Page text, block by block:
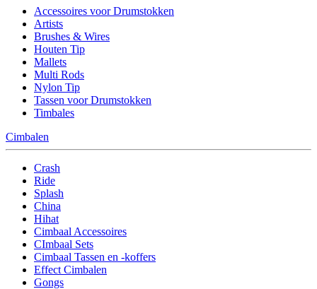
Accessoires voor Drumstokken
Artists
Brushes & Wires
Houten Tip
Mallets
Multi Rods
Nylon Tip
Tassen voor Drumstokken
Timbales
Cimbalen
Crash
Ride
Splash
China
Hihat
Cimbaal Accessoires
CImbaal Sets
Cimbaal Tassen en -koffers
Effect Cimbalen
Gongs